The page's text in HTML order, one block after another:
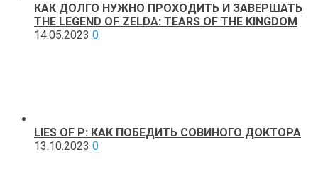
КАК ДОЛГО НУЖНО ПРОХОДИТЬ И ЗАВЕРШАТЬ
THE LEGEND OF ZELDA: TEARS OF THE KINGDOM
14.05.2023 0
LIES OF P: КАК ПОБЕДИТЬ СОВИНОГО ДОКТОРА
13.10.2023 0